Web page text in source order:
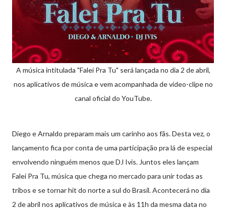
A música intitulada "Falei Pra Tu" será lançada no dia 2 de abril,
nos aplicativos de música e vem acompanhada de vídeo-clipe no
canal oficial do YouTube.
Diego e Arnaldo preparam mais um carinho aos fãs. Desta vez, o
lançamento fica por conta de uma participação pra lá de especial
envolvendo ninguém menos que DJ Ivis. Juntos eles lançam
Falei Pra Tu, música que chega no mercado para unir todas as
tribos e se tornar hit do norte a sul do Brasil. Acontecerá no dia
2 de abril nos aplicativos de música e às 11h da mesma data no